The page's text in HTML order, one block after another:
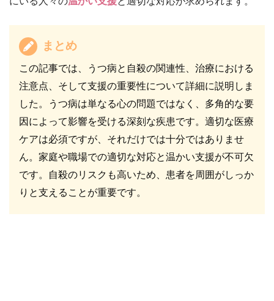
まとめ
この記事では、うつ病と自殺の関連性、治療における
注意点、そして支援の重要性について詳細に説明しま
した。うつ病は単なる心の問題ではなく、多角的な要
因によって影響を受ける深刻な疾患です。適切な医療
ケアは必須ですが、それだけでは十分ではありませ
ん。家庭や職場での適切な対応と温かい支援が不可欠
です。自殺のリスクも高いため、患者を周囲がしっか
りと支えることが重要です。